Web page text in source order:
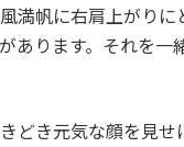
満帆に右肩上がり
あります。それを
どき元気な顔を見